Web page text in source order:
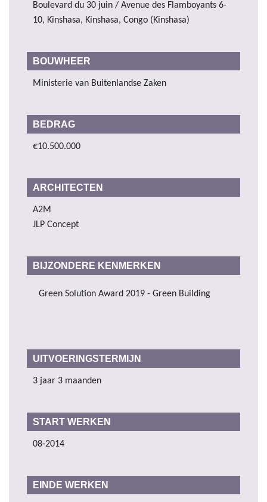
Boulevard du 30 juin / Avenue des Flamboyants 6-
10, Kinshasa, Kinshasa, Congo (Kinshasa)
BOUWHEER
Ministerie van Buitenlandse Zaken
BEDRAG
€10.500.000
ARCHITECTEN
A2M
JLP Concept
BIJZONDERE KENMERKEN
Green Solution Award 2019 - Green Building
UITVOERINGSTERMIJN
3 jaar 3 maanden
START WERKEN
08-2014
EINDE WERKEN